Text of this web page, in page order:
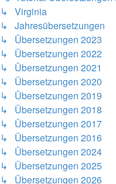
↳ Virginia
↳ Jahresübersetzungen
↳ Übersetzungen 2023
↳ Übersetzungen 2022
↳ Übersetzungen 2021
↳ Übersetzungen 2020
↳ Übersetzungen 2019
↳ Übersetzungen 2018
↳ Übersetzungen 2017
↳ Übersetzungen 2016
↳ Übersetzungen 2024
↳ Übersetzungen 2025
↳ Übersetzungen 2026